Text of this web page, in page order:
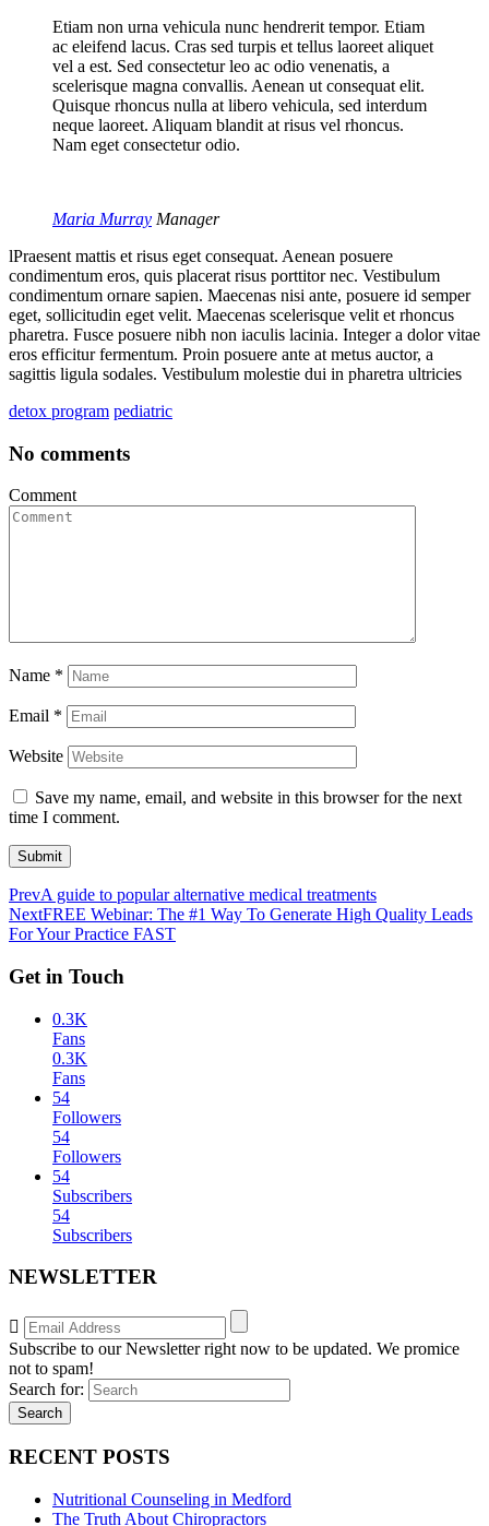
Etiam non urna vehicula nunc hendrerit tempor. Etiam
ac eleifend lacus. Cras sed turpis et tellus laoreet aliquet
vel a est. Sed consectetur leo ac odio venenatis, a
scelerisque magna convallis. Aenean ut consequat elit.
Quisque rhoncus nulla at libero vehicula, sed interdum
neque laoreet. Aliquam blandit at risus vel rhoncus.
Nam eget consectetur odio.
Maria Murray Manager
lPraesent mattis et risus eget consequat. Aenean posuere
condimentum eros, quis placerat risus porttitor nec. Vestibulum
condimentum ornare sapien. Maecenas nisi ante, posuere id semper
eget, sollicitudin eget velit. Maecenas scelerisque velit et rhoncus
pharetra. Fusce posuere nibh non iaculis lacinia. Integer a dolor vitae
eros efficitur fermentum. Proin posuere ante at metus auctor, a
sagittis ligula sodales. Vestibulum molestie dui in pharetra ultricies
detox program pediatric
No comments
Comment
Name *
Email *
Website
Save my name, email, and website in this browser for the next
time I comment.
Submit
PrevA guide to popular alternative medical treatments
NextFREE Webinar: The #1 Way To Generate High Quality Leads
For Your Practice FAST
Get in Touch
0.3K
Fans
0.3K
Fans
54
Followers
54
Followers
54
Subscribers
54
Subscribers
NEWSLETTER
Subscribe to our Newsletter right now to be updated. We promice
not to spam!
Search for:
Search
RECENT POSTS
Nutritional Counseling in Medford
The Truth About Chiropractors